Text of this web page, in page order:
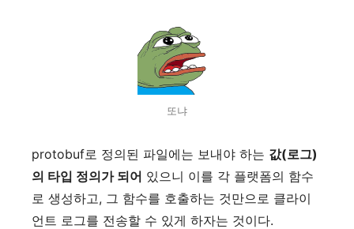
또냐
protobuf로 정의된 파일에는 보내야 하는 값(로그)
의 타입 정의가 되어 있으니 이를 각 플랫폼의 함수
로 생성하고, 그 함수를 호출하는 것만으로 클라이
언트 로그를 전송할 수 있게 하자는 것이다.